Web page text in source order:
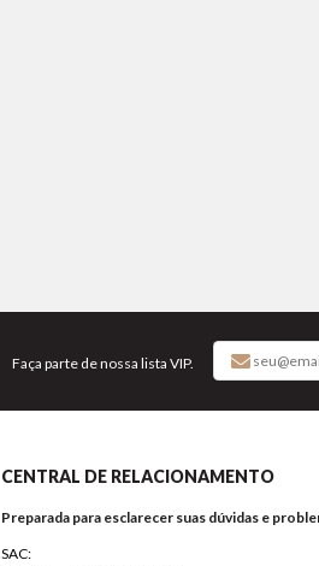
Faça parte de nossa lista VIP.
CENTRAL DE RELACIONAMENTO
Preparada para esclarecer suas dúvidas e
SAC: